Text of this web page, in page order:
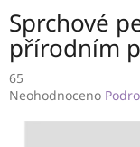
Sprchové
přírodním
65
Průměrné
Neohodnoceno